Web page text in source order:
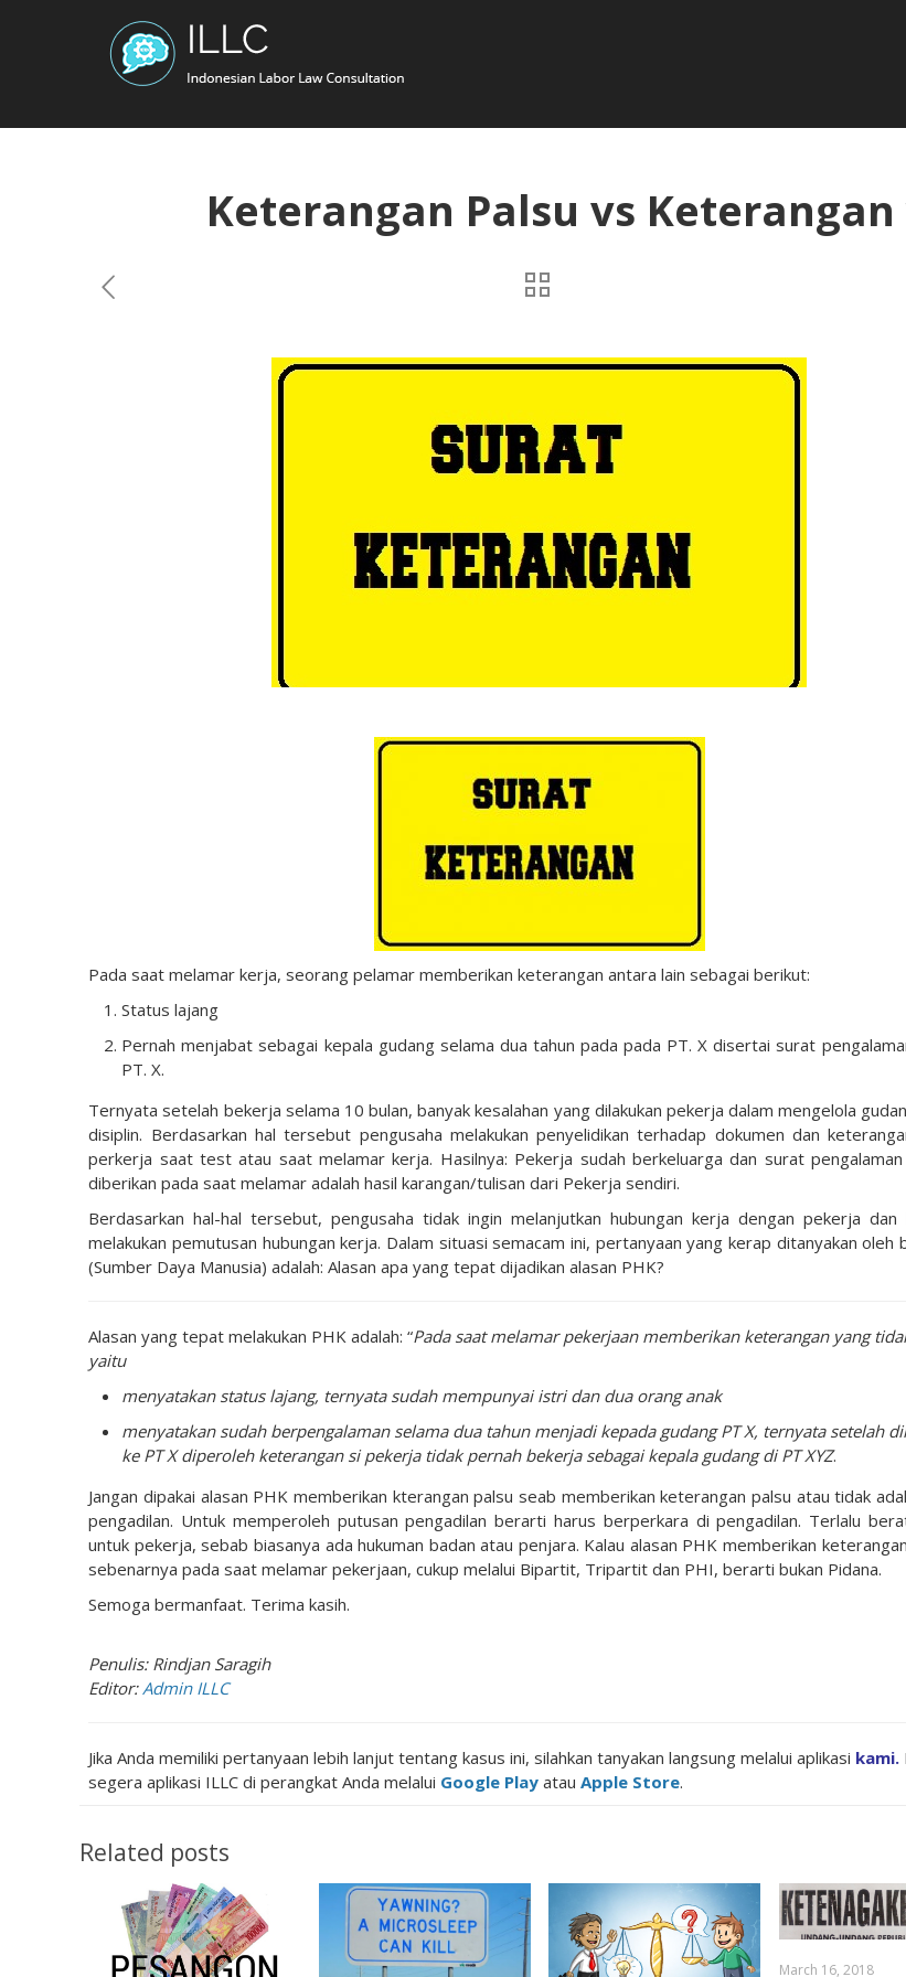
Keterangan Palsu vs
Pada saat melamar kerja, seorang pelamar memberikan keterangan antara lain sebagai berikut:
Status lajang
Pernah menjabat sebagai kepala gudang selama dua tahun pada pada PT. X disertai surat
PT. X.
Ternyata setelah bekerja selama 10 bulan, banyak kesalahan yang dilakukan pekerja dalam mengelola
disiplin. Berdasarkan hal tersebut pengusaha melakukan penyelidikan terhadap dokumen dan
perkerja saat test atau saat melamar kerja. Hasilnya: Pekerja sudah berkeluarga dan surat
diberikan pada saat melamar adalah hasil karangan/tulisan dari Pekerja sendiri.
Berdasarkan hal-hal tersebut, pengusaha tidak ingin melanjutkan hubungan kerja dengan pekerja dan
melakukan pemutusan hubungan kerja. Dalam situasi semacam ini, pertanyaan yang kerap ditanyakan oleh
(Sumber Daya Manusia) adalah: Alasan apa yang tepat dijadikan alasan PHK?
Alasan yang tepat melakukan PHK adalah: “Pada saat melamar pekerjaan memberikan keterangan yang
yaitu
menyatakan status lajang, ternyata sudah mempunyai istri dan dua orang anak
menyatakan sudah berpengalaman selama dua tahun menjadi kepada gudang PT X, ternyata setelah
ke PT X diperoleh keterangan si pekerja tidak pernah bekerja sebagai kepala gudang di PT XYZ.
Jangan dipakai alasan PHK memberikan kterangan palsu seab memberikan keterangan palsu atau tidak
pengadilan. Untuk memperoleh putusan pengadilan berarti harus berperkara di pengadilan. Terlalu
untuk pekerja, sebab biasanya ada hukuman badan atau penjara. Kalau alasan PHK memberikan
sebenarnya pada saat melamar pekerjaan, cukup melalui Bipartit, Tripartit dan PHI, berarti bukan Pidana.
Semoga bermanfaat. Terima kasih.
Penulis: Rindjan Saragih
Editor:Admin ILLC
Jika Anda memiliki pertanyaan lebih lanjut tentang kasus ini, silahkan tanyakan langsung melalui aplikasi kami.
segera aplikasi ILLC di perangkat Anda melalui Google Play atauApple Store.
Related posts
Notice : Undefined variable:
C:\inetpub\vhosts\mms-laws.or.id\illc\wp-content\themes\mytheme\functions\theme-
1308
March 16, 2018